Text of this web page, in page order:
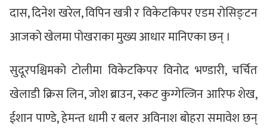
दास, दिनेश खरेल, विपिन खत्री र विकेटकिपर एडम रोसिङ्टन
आजको खेलमा पोखराका मुख्य आधार मानिएका छन् ।
सुदूरपश्चिमको टोलीमा विकेटकिपर विनोद भण्डारी, चर्चित
खेलाडी क्रिस लिन, जोश ब्राउन, स्कट कुग्गेल्जिन आरिफ शेख,
ईशान पाण्डे, हेमन्त धामी र बलर अविनाश बोहरा समावेश छन्